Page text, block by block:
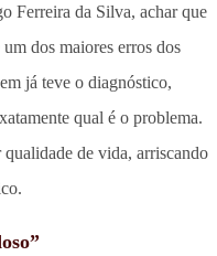
Ferreira da Silva, achar que
dos maiores erros dos
já teve o diagnóstico,
qual é o problema.
de vida, arriscando